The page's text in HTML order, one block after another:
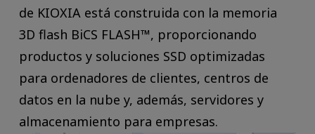
de KIOXIA está construida con la memoria
3D flash BiCS FLASH™, proporcionando
productos y soluciones SSD optimizadas
para ordenadores de clientes, centros de
datos en la nube y, además, servidores y
almacenamiento para empresas.